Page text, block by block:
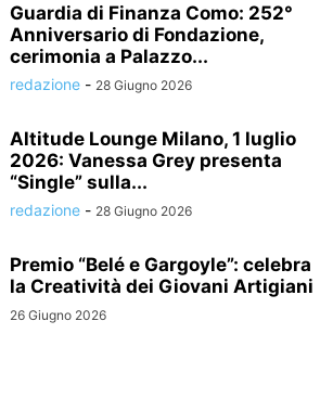
Guardia di Finanza Como: 252°
Anniversario di Fondazione,
cerimonia a Palazzo...
redazione - 28 Giugno 2026
Altitude Lounge Milano, 1 luglio
2026: Vanessa Grey presenta
“Single” sulla...
redazione - 28 Giugno 2026
Premio “Belé e Gargoyle”: celebra
la Creatività dei Giovani Artigiani
26 Giugno 2026